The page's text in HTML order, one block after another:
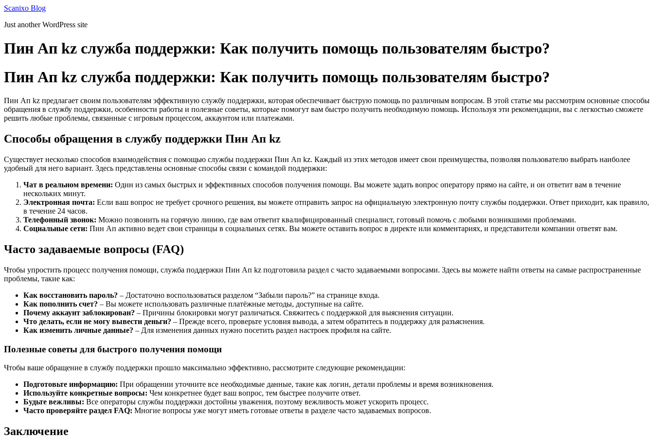
Skip
content
Scanixo Blog
Just another WordPress site
Пин Ап kz служба поддержки: Как получить помощь пользователям быстро?
Пин Ап kz служба поддержки: Как получить помощь пользователям быстро?
Пин Ап kz предлагает своим пользователям эффективную службу поддержки, которая обеспечивает быструю помощь по различным вопросам. В этой статье мы рассмотрим основные способы
обращения в службу поддержки, особенности работы и полезные советы, которые помогут вам быстро получить необходимую помощь. Используя эти рекомендации, вы с легкостью сможете
решить любые проблемы, связанные с игровым процессом, аккаунтом или платежами.
Способы обращения в службу поддержки Пин Ап kz
Существует несколько способов взаимодействия с помощью службы поддержки Пин Ап kz. Каждый из этих методов имеет свои преимущества, позволяя пользователю выбрать наиболее
удобный для него вариант. Здесь представлены основные способы связи с командой поддержки:
Чат в реальном времени: Один из самых быстрых и эффективных способов получения помощи. Вы можете задать вопрос оператору прямо на сайте, и он ответит вам в течение
нескольких минут.
Электронная почта: Если ваш вопрос не требует срочного решения, вы можете отправить запрос на официальную электронную почту службы поддержки. Ответ приходит, как правило,
в течение 24 часов.
Телефонный звонок: Можно позвонить на горячую линию, где вам ответит квалифицированный специалист, готовый помочь с любыми возникшими проблемами.
Социальные сети: Пин Ап активно ведет свои страницы в социальных сетях. Вы можете оставить вопрос в директе или комментариях, и представители компании ответят вам.
Часто задаваемые вопросы (FAQ)
Чтобы упростить процесс получения помощи, служба поддержки Пин Ап kz подготовила раздел с часто задаваемыми вопросами. Здесь вы можете найти ответы на самые распространенные
проблемы, такие как:
Как восстановить пароль? – Достаточно воспользоваться разделом “Забыли пароль?” на странице входа.
Как пополнить счет? – Вы можете использовать различные платёжные методы, доступные на сайте.
Почему аккаунт заблокирован? – Причины блокировки могут различаться. Свяжитесь с поддержкой для выяснения ситуации.
Что делать, если не могу вывести деньги? – Прежде всего, проверьте условия вывода, а затем обратитесь в поддержку для разъяснения.
Как изменить личные данные? – Для изменения данных нужно посетить раздел настроек профиля на сайте.
Полезные советы для быстрого получения помощи
Чтобы ваше обращение в службу поддержки прошло максимально эффективно, рассмотрите следующие рекомендации:
Подготовьте информацию: При обращении уточните все необходимые данные, такие как логин, детали проблемы и время возникновения.
Используйте конкретные вопросы: Чем конкретнее будет ваш вопрос, тем быстрее получите ответ.
Будьте вежливы: Все операторы службы поддержки достойны уважения, поэтому вежливость может ускорить процесс.
Часто проверяйте раздел FAQ: Многие вопросы уже могут иметь готовые ответы в разделе часто задаваемых вопросов.
Заключение